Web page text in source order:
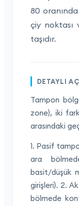
80
çiy noktası
taşıdır.
DETAYLI
Tampon
zone), iki
arasındaki
1. Pasif
ara
basit/düşük
girişleri). 2.
bölmede